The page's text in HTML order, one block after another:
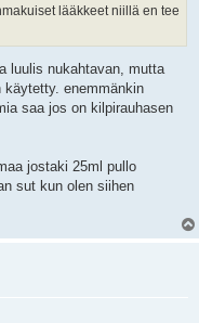
lääkkeet niillä en tee
luulis nukahtavan, mutta
enemmänkin
saa jos on kilpirauhasen
jostaki 25ml pullo
sut kun olen siihen